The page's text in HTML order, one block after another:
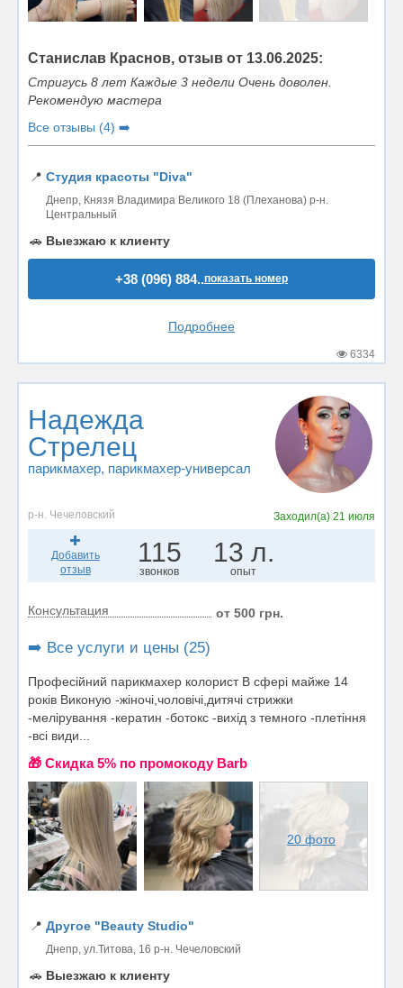
Станислав Краснов, отзыв от 13.06.2025:
Стригусь 8 лет Каждые 3 недели Очень доволен.
Рекомендую мастера
Все отзывы (4) ➡️
📍 Студия красоты "Diva"
Днепр, Князя Владимира Великого 18 (Плеханова) р-н.
Центральный
🚗 Выезжаю к клиенту
+38 (096) 884..показать номер
Подробнее
6334
Надежда
Стрелец
парикмахер, парикмахер-универсал
р-н. Чечеловский Заходил(а) 21 июля
Добавить
отзыв
115
звонков
13 л.
опыт
Консультация от 500 грн.
➡️ Все услуги и цены (25)
Професійний парикмахер колорист В сфері майже 14
років Виконую -жіночі,чоловічі,дитячі стрижки
-мелірування -кератин -ботокс -вихід з темного -плетіння
-всі види...
🎁 Cкидка 5% по промокоду Barb
20 фото
📍 Другое "Beauty Studio"
Днепр, ул.Титова, 16 р-н. Чечеловский
🚗 Выезжаю к клиенту